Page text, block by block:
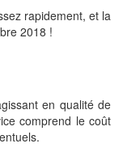
rapidement, et la
2018 !
en qualité de
comprend le coût